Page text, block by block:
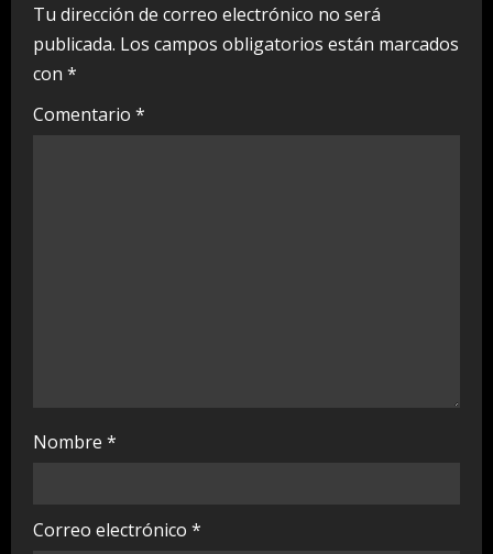
e
R
e
Tu dirección de correo electrónico no será
publicada. Los campos obligatorios están marcados
con *
Comentario *
Nombre *
Correo electrónico *